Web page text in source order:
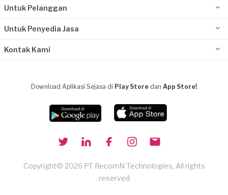
Untuk Pelanggan
Untuk Penyedia Jasa
Kontak Kami
Download Aplikasi Sejasa di Play Store dan App Store!
Copyright© 2026 PT RecomN Technologies, All rights
reserved